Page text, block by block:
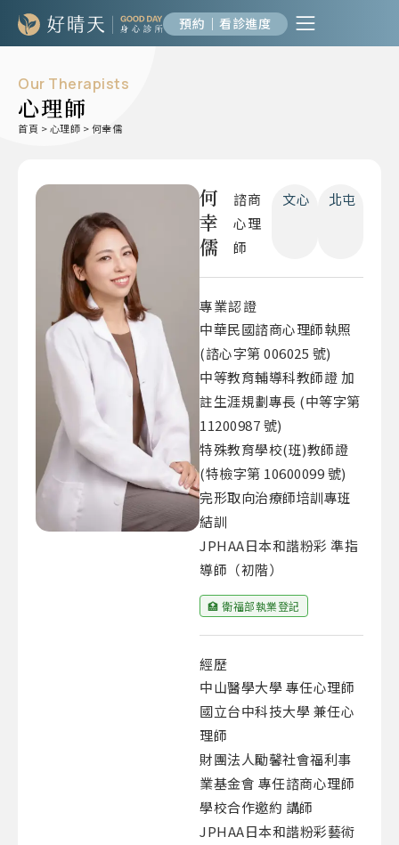
預約｜看診進度
Our Therapists
心理師
首頁 >心理師 >何幸儒
何
幸
儒
諮商
心理
師
文心 北屯
專業認證
中華民國諮商心理師執照
(諮心字第 006025 號)
中等教育輔導科教師證 加
註生涯規劃專長 (中等字第
11200987 號)
特殊教育學校(班)教師證
(特檢字第 10600099 號)
完形取向治療師培訓專班
結訓
JPHAA日本和諧粉彩 準指
導師（初階）
🏥 衛福部執業登記
經歷
中山醫學大學 專任心理師
國立台中科技大學 兼任心
理師
財團法人勵馨社會福利事
業基金會 專任諮商心理師
學校合作邀約 講師
JPHAA日本和諧粉彩藝術